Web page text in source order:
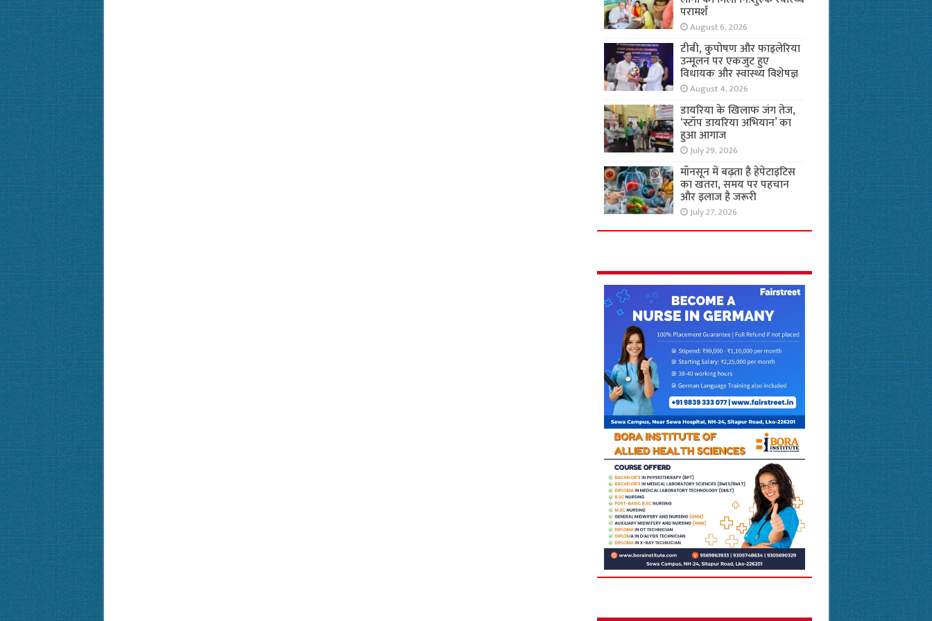
परामर्श
August 6, 2026
टीबी, कुपोषण और फाइलेरिया
उन्मूलन पर एकजुट हुए
विधायक और स्वास्थ्य विशेषज्ञ
August 4, 2026
डायरिया के खिलाफ जंग तेज,
‘स्टॉप डायरिया अभियान’ का
हुआ आगाज
July 29, 2026
मॉनसून में बढ़ता है हेपेटाइटिस
का खतरा, समय पर पहचान
और इलाज है जरूरी
July 27, 2026